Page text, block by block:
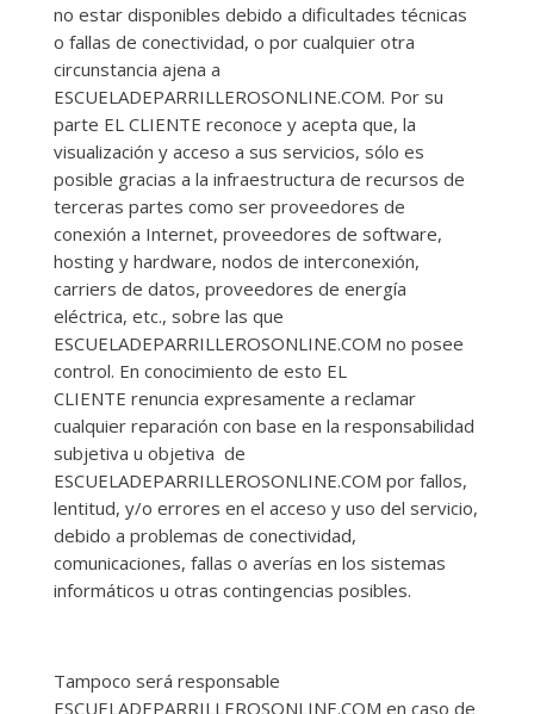
no estar disponibles debido a dificultades técnicas
o fallas de conectividad, o por cualquier otra
circunstancia ajena a
ESCUELADEPARRILLEROSONLINE.COM. Por su
parte EL CLIENTE reconoce y acepta que, la
visualización y acceso a sus servicios, sólo es
posible gracias a la infraestructura de recursos de
terceras partes como ser proveedores de
conexión a Internet, proveedores de software,
hosting y hardware, nodos de interconexión,
carriers de datos, proveedores de energía
eléctrica, etc., sobre las que
ESCUELADEPARRILLEROSONLINE.COM no posee
control. En conocimiento de esto EL
CLIENTE renuncia expresamente a reclamar
cualquier reparación con base en la responsabilidad
subjetiva u objetiva de
ESCUELADEPARRILLEROSONLINE.COM por fallos,
lentitud, y/o errores en el acceso y uso del servicio,
debido a problemas de conectividad,
comunicaciones, fallas o averías en los sistemas
informáticos u otras contingencias posibles.
Tampoco será responsable
ESCUELADEPARRILLEROSONLINE.COM en caso de